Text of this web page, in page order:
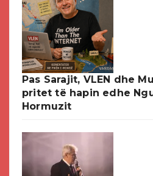
Pas Sarajit, VLEN dhe
pritet të hapin edhe
Hormuzit